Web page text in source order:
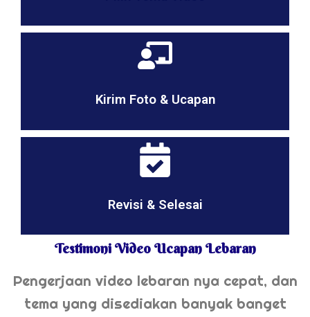
Kirim Foto & Ucapan
Revisi & Selesai
Testimoni Video Ucapan Lebaran
Pengerjaan video lebaran nya cepat, dan
tema yang disediakan banyak banget